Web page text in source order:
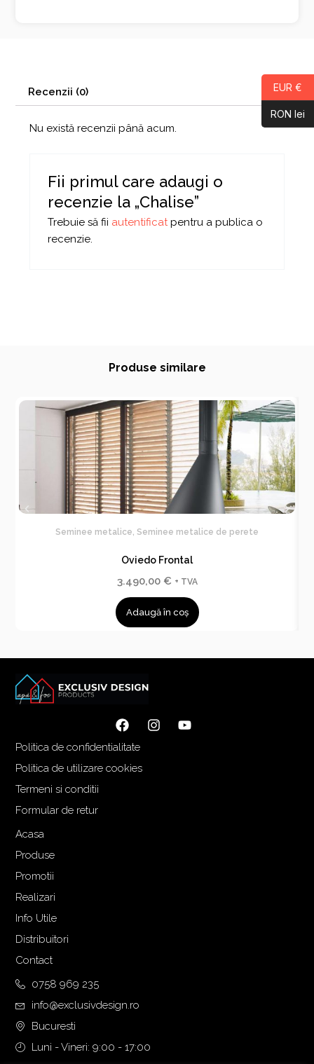
Recenzii (0)
Nu există recenzii până acum.
Fii primul care adaugi o
recenzie la „Chalise”
Trebuie să fii autentificatpentru a publica o
recenzie.
Produse similare
Seminee metalice, Seminee metalice de perete
Oviedo Frontal
3.490,00 € + TVA
Adaugă în coș
Politica de confidentialitate
Politica de utilizare cookies
Termeni si conditii
Formular de retur
Acasa
Produse
Promotii
Realizari
Info Utile
Distribuitori
Contact
0758 969 235
info@exclusivdesign.ro
Bucuresti
Luni - Vineri: 9:00 - 17:00
EUR €
RON lei